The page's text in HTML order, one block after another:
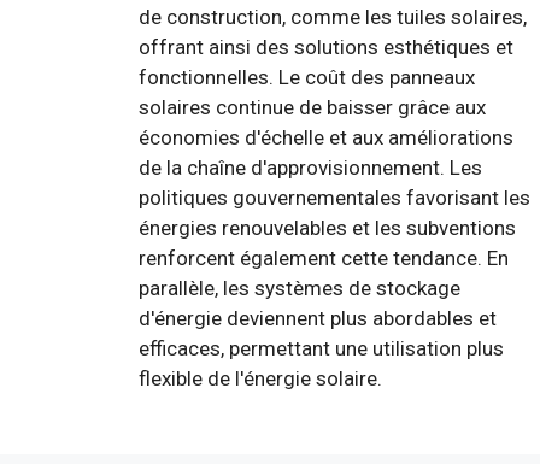
de construction, comme les tuiles solaires,
offrant ainsi des solutions esthétiques et
fonctionnelles. Le coût des panneaux
solaires continue de baisser grâce aux
économies d'échelle et aux améliorations
de la chaîne d'approvisionnement. Les
politiques gouvernementales favorisant les
énergies renouvelables et les subventions
renforcent également cette tendance. En
parallèle, les systèmes de stockage
d'énergie deviennent plus abordables et
efficaces, permettant une utilisation plus
flexible de l'énergie solaire.